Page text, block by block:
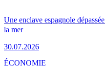
Une enclave espagnole
la mer
30.07.2026
ÉCONOMIE